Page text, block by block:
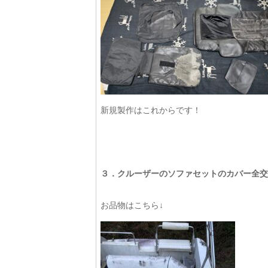
新規製作はこれからです！
３．クルーザーのソファセットのカバー全
お品物はこちら↓